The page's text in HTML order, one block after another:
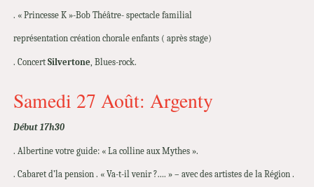
. « Princesse K »-Bob Théâtre- spectacle familial
représentation création chorale enfants ( après stage)
. Concert Silvertone, Blues-rock.
Samedi 27 Août: Argenty
Début 17h30
. Albertine votre guide: « La colline aux Mythes ».
. Cabaret d’la pension . « Va-t-il venir ?…. » – avec des artistes de la Région .